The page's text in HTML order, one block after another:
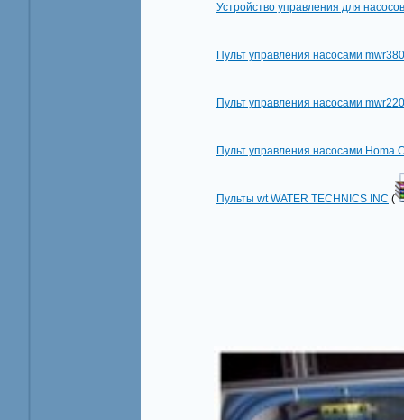
Устройство управления для
Пульт управления насосами
Пульт управления насосами
Пульт управления насосами Homa
Пульты wt WATER TECHNICS INC (